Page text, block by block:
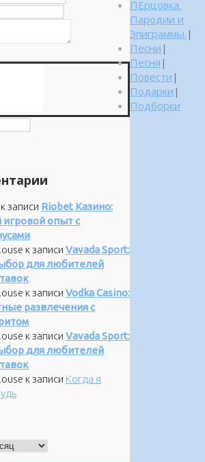
к записи Riobet Казино:
опыт с
к записи Vavada Sport:
для любителей
к записи Vodka Casino:
развлечения с
к записи Vavada Sport:
для любителей
к записи Когда я
ПЕрцовка.
Пародии и
Эпиграммы. |
Песни |
Песня |
Повести |
Подарки |
Подборки